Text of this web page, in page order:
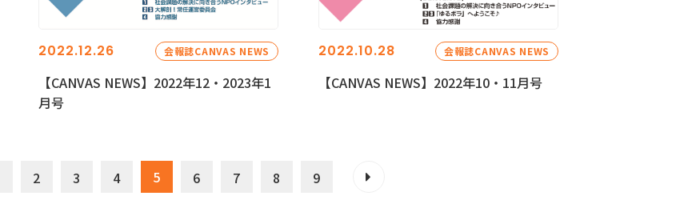
2022.12.26 会報誌CANVAS NEWS
【CANVAS NEWS】2022年12・2023年1
月号
2022.10.28 会報誌CANVAS NEWS
【CANVAS NEWS】2022年10・11月号
2 3 4 5 6 7 8 9